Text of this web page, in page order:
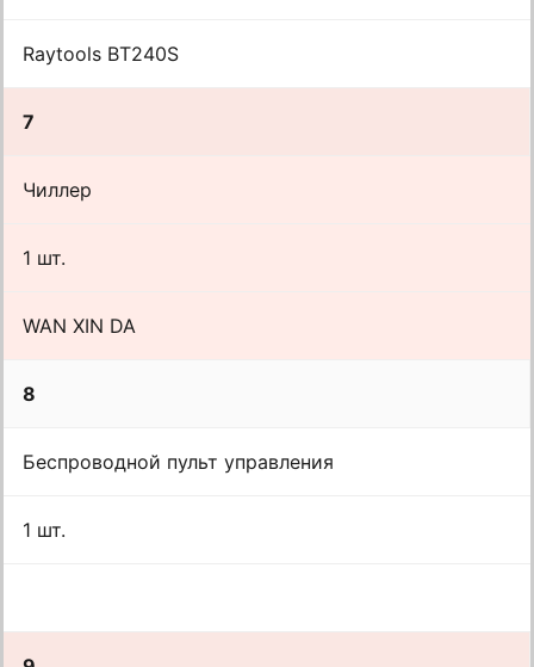
Raytools BT240S
7
Чиллер
1 шт.
WAN XIN DA
8
Беспроводной пульт управления
1 шт.